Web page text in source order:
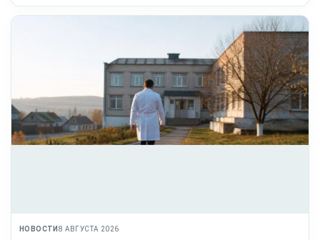
НОВОСТИ 8 АВГУСТА 2026